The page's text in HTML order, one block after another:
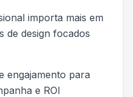
importa mais em
de design focados
engajamento para
e ROI